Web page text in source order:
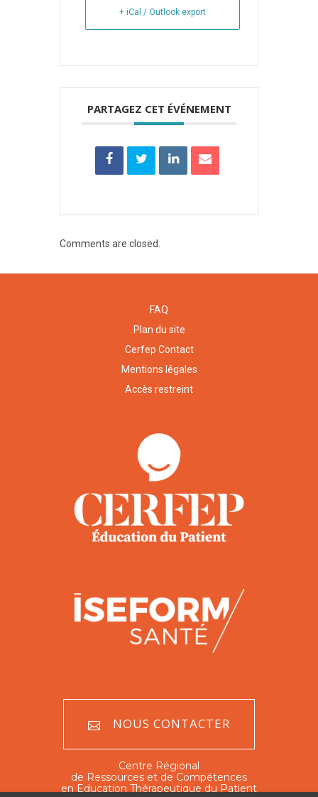
+ iCal / Outlook export
PARTAGEZ CET ÉVÉNEMENT
Comments are closed.
FAQ
Plan du site
Cerfep Contact
Mentions légales
Accès restreint
NOUS CONTACTER
Centre Régional
de Ressources et de Compétences
en Education Thérapeutique du Patient